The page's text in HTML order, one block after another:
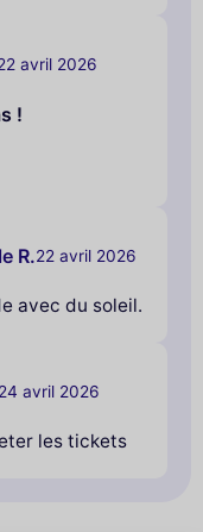
avril 2026
!
R.22 avril 2026
avec du soleil.
24 avril 2026
les tickets